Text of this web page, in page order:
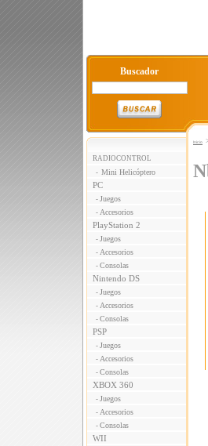
Buscador
RADIOCONTROL
- Mini Helicóptero
PC
- Juegos
- Accesorios
PlayStation 2
- Juegos
- Accesorios
- Consolas
Nintendo DS
- Juegos
- Accesorios
- Consolas
PSP
- Juegos
- Accesorios
- Consolas
XBOX 360
- Juegos
- Accesorios
- Consolas
WII
Inicio